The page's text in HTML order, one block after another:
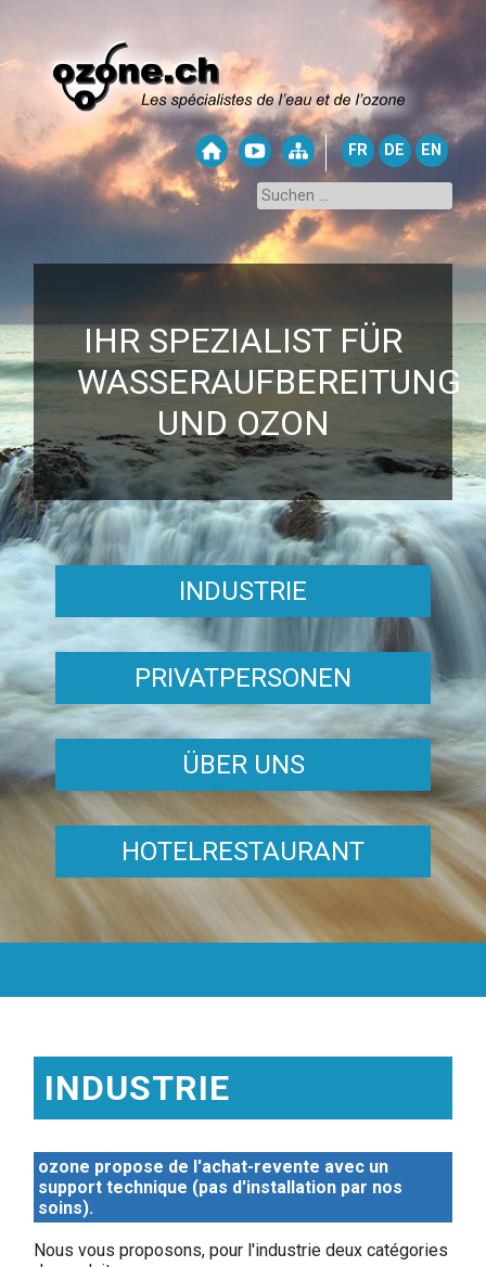
FR DE EN
IHR SPEZIALIST FÜR
WASSERAUFBEREITUNG
UND OZON
INDUSTRIE
PRIVATPERSONEN
ÜBER UNS
HOTELRESTAURANT
INDUSTRIE
ozone propose de l'achat-revente avec un
support technique (pas d'installation par nos
soins).
Nous vous proposons, pour l'industrie deux catégories